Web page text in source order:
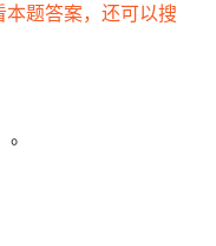
题答案，还可以搜